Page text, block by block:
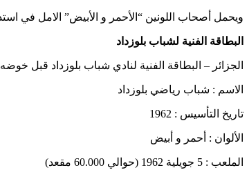
ويحمل أصحاب اللونين “الأحمر و الأبيض” الامل في استدراك مرارة الهزيمة في نهائي-2023, أمام
البطاقة الفنية لشباب بلوزداد
الجزائر – البطاقة الفنية لنادي شباب بلوزداد قبل خوضه لنهائي الطبعة الـ57 من كأس الجزائر لكرة القدم 2023-2024 أمام مولودية الجزائر يوم
الاسم : شباب رياضي بلوزداد
تاريخ التأسيس : 1962
الألوان : أحمر و أبيض
الملعب : 5 جويلية 1962 (حوالي 60.000 مقعد)